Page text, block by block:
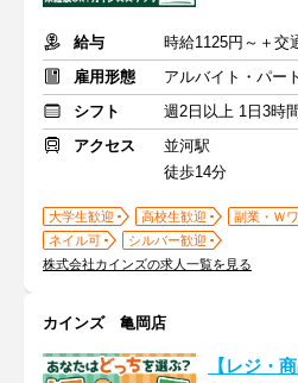
給与
時給1125円～＋交
雇用形態
アルバイト・パート
シフト
週2日以上 1日3時
アクセス
並河駅
徒歩14分
大学生歓迎 高校生歓迎
副業・Ｗ
ネイル可
シルバー歓迎
株式会社カインズの求人一覧を見る
カインズ 亀岡店
【レジ・